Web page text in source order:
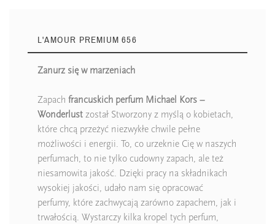
L'AMOUR PREMIUM 656
Zanurz się w marzeniach
Zapach francuskich perfum Michael Kors –
Wonderlust został Stworzony z myślą o kobietach,
które chcą przeżyć niezwykłe chwile pełne
możliwości i energii. To, co urzeknie Cię w naszych
perfumach, to nie tylko cudowny zapach, ale też
niesamowita jakość. Dzięki pracy na składnikach
wysokiej jakości, udało nam się opracować
perfumy, które zachwycają zarówno zapachem, jak i
trwałością. Wystarczy kilka kropel tych perfum,